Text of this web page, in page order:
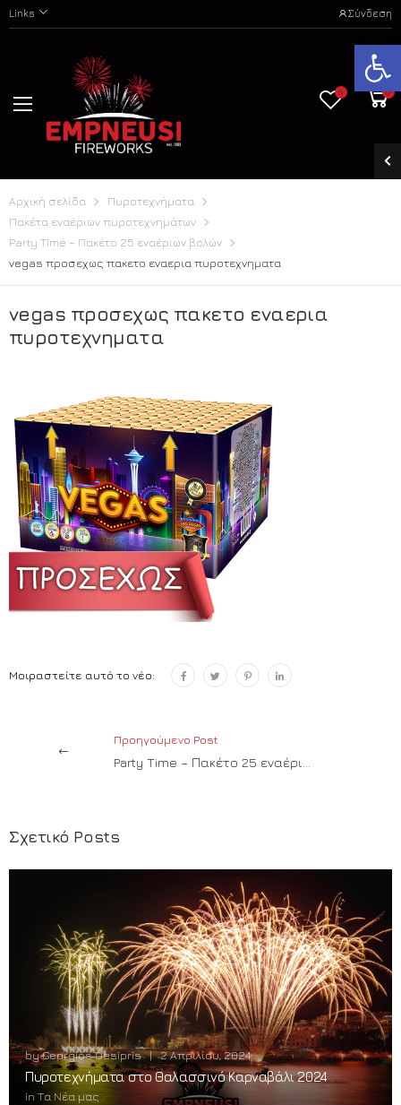
Links Σύνδεση
0 0
Αρχική σελίδα
Πυροτεχνήματα
Πακέτα εναέριων πυροτεχνημάτων
Party Time – Πακέτο 25 εναέριων βολών
vegas προσεχως πακετο εναερια πυροτεχνηματα
vegas προσεχως πακετο εναερια
πυροτεχνηματα
Μοιραστείτε αυτό το νέο:
Προηγούμενο Post
Σχετικό Posts
byGeorgios Desipris | 2 Απριλίου, 2024
Πυροτεχνήματα στο Θαλασσινό Καρναβάλι 2024
in Τα Νέα μας